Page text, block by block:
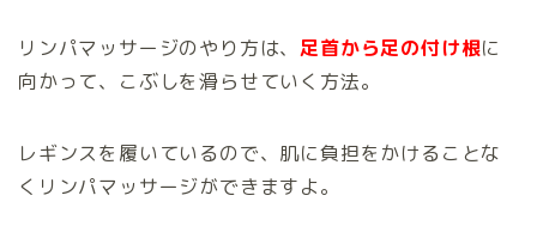
リンパマッサージのやり方は、足首から足の付け根に
向かって、こぶしを滑らせていく方法。
レギンスを履いているので、肌に負担をかけることな
くリンパマッサージができますよ。